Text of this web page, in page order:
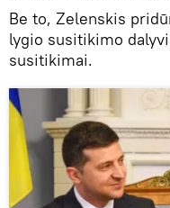
Be to, Zelenskis
lygio susitikimo
susitikimai.